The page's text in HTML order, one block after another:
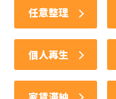
任意整理
個人再生